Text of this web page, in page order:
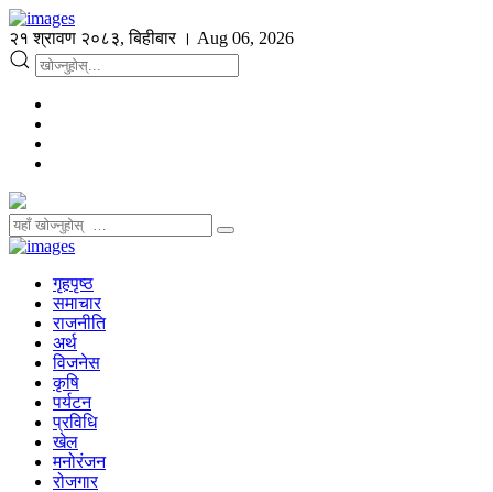
२१ श्रावण २०८३, बिहीबार । Aug 06, 2026
गृहपृष्ठ
समाचार
राजनीति
अर्थ
विजनेस
कृषि
पर्यटन
प्रविधि
खेल
मनोरंजन
रोजगार